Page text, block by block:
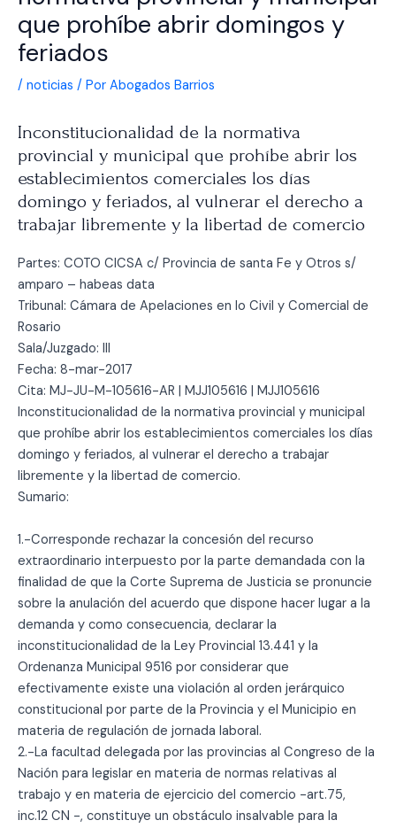
que prohíbe abrir domingos y
feriados
/ noticias / Por Abogados Barrios
Inconstitucionalidad de la normativa
provincial y municipal que prohíbe abrir los
establecimientos comerciales los días
domingo y feriados, al vulnerar el derecho a
trabajar libremente y la libertad de comercio
Partes: COTO CICSA c/ Provincia de santa Fe y Otros s/
amparo – habeas data
Tribunal: Cámara de Apelaciones en lo Civil y Comercial de
Rosario
Sala/Juzgado: III
Fecha: 8-mar-2017
Cita: MJ-JU-M-105616-AR | MJJ105616 | MJJ105616
Inconstitucionalidad de la normativa provincial y municipal
que prohíbe abrir los establecimientos comerciales los días
domingo y feriados, al vulnerar el derecho a trabajar
libremente y la libertad de comercio.
Sumario:
1.-Corresponde rechazar la concesión del recurso
extraordinario interpuesto por la parte demandada con la
finalidad de que la Corte Suprema de Justicia se pronuncie
sobre la anulación del acuerdo que dispone hacer lugar a la
demanda y como consecuencia, declarar la
inconstitucionalidad de la Ley Provincial 13.441 y la
Ordenanza Municipal 9516 por considerar que
efectivamente existe una violación al orden jerárquico
constitucional por parte de la Provincia y el Municipio en
materia de regulación de jornada laboral.
2.-La facultad delegada por las provincias al Congreso de la
Nación para legislar en materia de normas relativas al
trabajo y en materia de ejercicio del comercio -art.75,
inc.12 CN -, constituye un obstáculo insalvable para la